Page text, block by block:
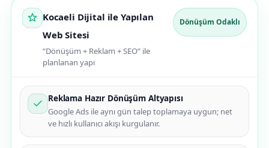
Kocaeli Dijital ile Yapılan
Web Sitesi
“Dönüşüm + Reklam + SEO” ile
planlanan yapı
Dönüşüm Odaklı
Reklama Hazır Dönüşüm Altyapısı
Google Ads ile aynı gün talep toplamaya uygun; net
ve hızlı kullanıcı akışı kurgulanır.